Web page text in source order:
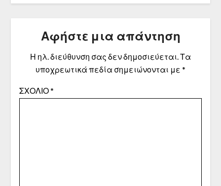
Αφήστε μια απάντηση
Η ηλ. διεύθυνση σας δεν δημοσιεύεται.Τα
υποχρεωτικά πεδία σημειώνονται με *
ΣΧΌΛΙΟ*